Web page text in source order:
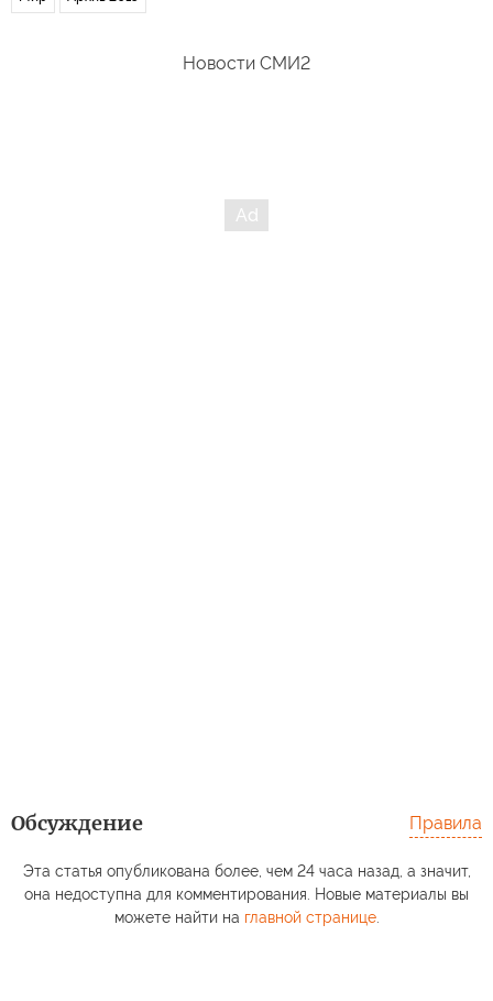
Новости СМИ2
Обсуждение Правила
Эта статья опубликована более, чем 24 часа назад, а значит,
она недоступна для комментирования. Новые материалы вы
можете найти на главной странице.